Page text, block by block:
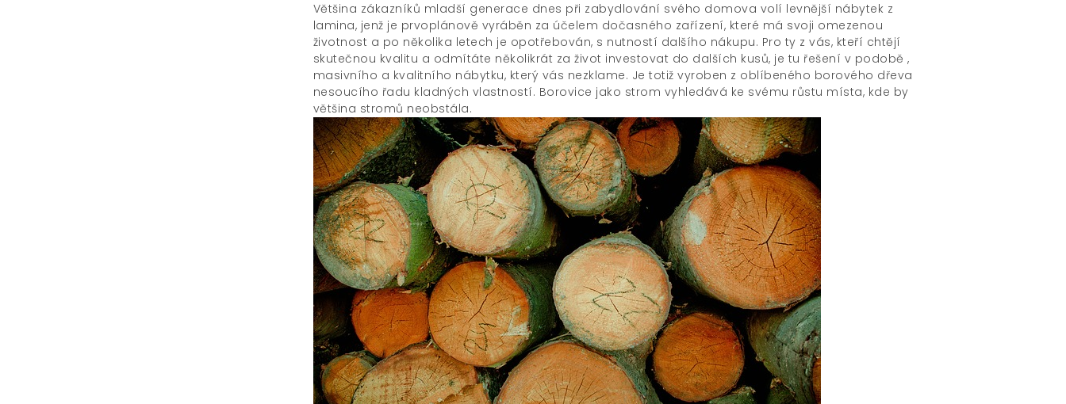
Většina zákazníků mladší generace dnes při zabydlování svého domova volí levnější nábytek z
lamina, jenž je prvoplánově vyráběn za účelem dočasného zařízení, které má svoji omezenou
životnost a po několika letech je opotřebován, s nutností dalšího nákupu. Pro ty z vás, kteří chtějí
skutečnou kvalitu a odmítáte několikrát za život investovat do dalších kusů, je tu řešení v podobě ,
masivního a kvalitního nábytku, který vás nezklame. Je totiž vyroben z oblíbeného borového dřeva
nesoucího řadu kladných vlastností. Borovice jako strom vyhledává ke svému růstu místa, kde by
většina stromů neobstála.